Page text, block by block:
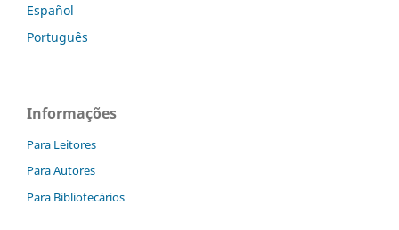
Español
Português
Informações
Para Leitores
Para Autores
Para Bibliotecários